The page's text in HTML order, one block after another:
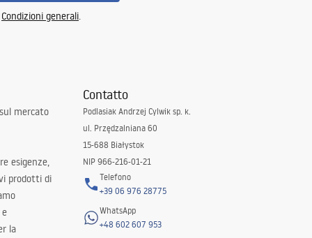
Condizioni generali.
mercato
esigenze,
prodotti di
la
Contatto
Podlasiak Andrzej Cylwik sp. k.
ul. Przędzalniana 60
15-688 Białystok
NIP 966-216-01-21
Telefono
+39 06 976 28775
WhatsApp
+48 602 607 953